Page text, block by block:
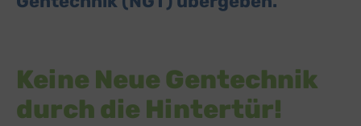
Keine Neue Gentechnik
durch die Hintertür!